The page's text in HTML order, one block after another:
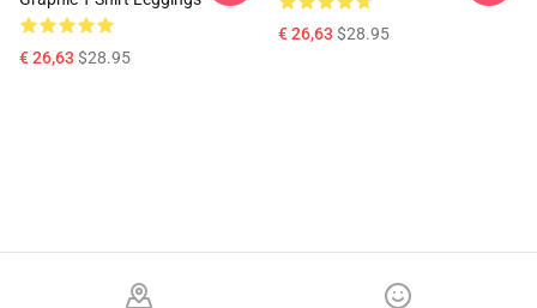
€ 26,63 $28.95
€ 26,63 $28.95